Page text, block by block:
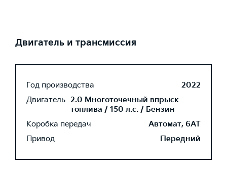
Двигатель и трансмиссия
Год производства
2022
Двигатель 2.0 Многоточечный впрыск
топлива / 150 л.с. / Бензин
Коробка передач
Автомат, 6AT
Привод
Передний